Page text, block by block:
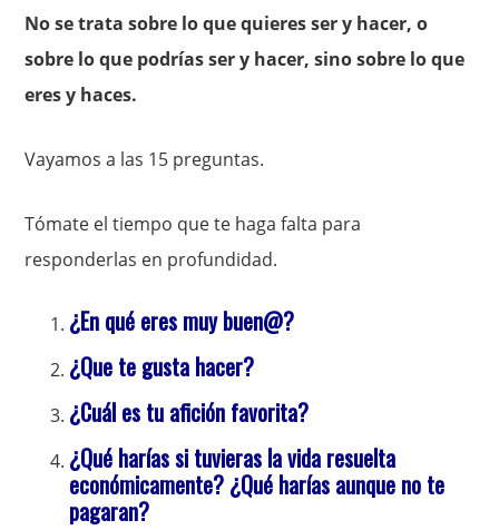
No se trata sobre lo que quieres ser y hacer, o
sobre lo que podrías ser y hacer, sino sobre lo que
eres y haces.
Vayamos a las 15 preguntas.
Tómate el tiempo que te haga falta para
responderlas en profundidad.
¿En qué eres muy buen@?
¿Que te gusta hacer?
¿Cuál es tu afición favorita?
¿Qué harías si tuvieras la vida resuelta
económicamente? ¿Qué harías aunque no te
pagaran?